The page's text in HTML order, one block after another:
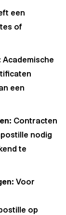
een
of
Academische
een
Contracten
nodig
te
Voor
op